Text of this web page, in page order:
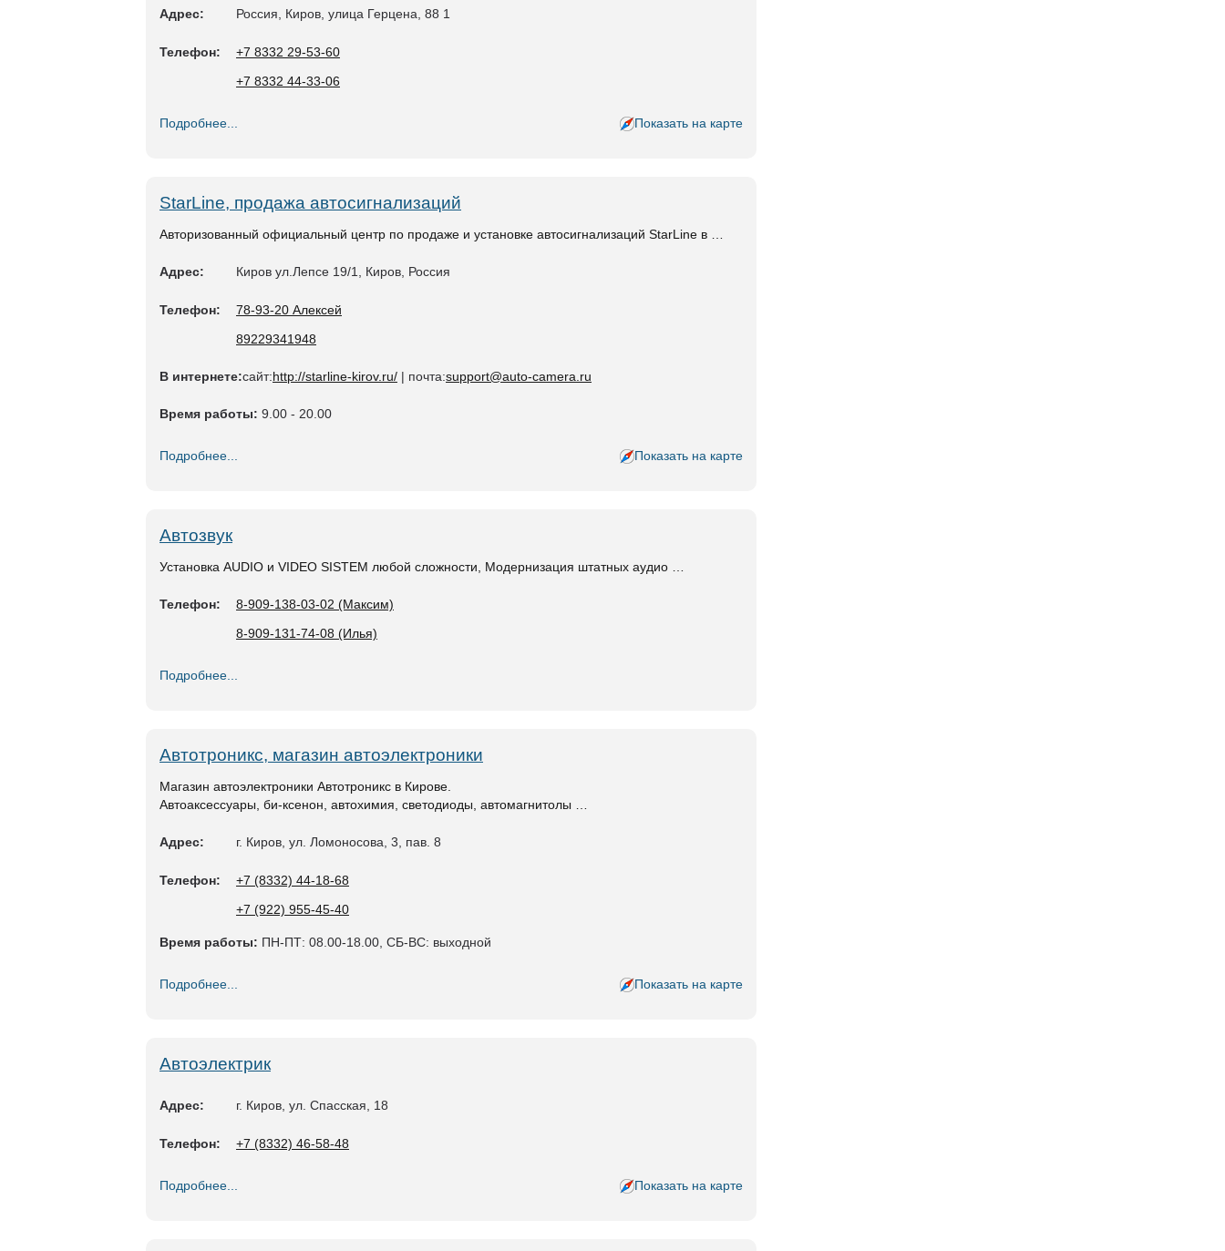
Адрес: Россия, Киров, улица Герцена, 88 1
Телефон:
+7 8332 29‑53-60
+7 8332 44‑33-06
Подробнее... Показать на карте
StarLine, продажа автосигнализаций
Авторизованный официальный центр по продаже и установке автосигнализаций StarLine в …
Адрес: Киров ул.Лепсе 19/1, Киров, Россия
Телефон:
78-93-20 Алексей
89229341948
В интернете:сайт:http://starline-kirov.ru/ | почта:support@auto-camera.ru
Время работы: 9.00 - 20.00
Подробнее... Показать на карте
Автозвук
Установка AUDIO и VIDEO SISTEM любой сложности, Модернизация штатных аудио …
Телефон:
8-909-138-03-02 (Максим)
8-909-131-74-08 (Илья)
Подробнее...
Автотроникс, магазин автоэлектроники
Магазин автоэлектроники Автотроникс в Кирове.
Автоаксессуары, би-ксенон, автохимия, светодиоды, автомагнитолы …
Адрес: г. Киров, ул. Ломоносова, 3, пав. 8
Телефон:
+7 (8332) 44-18-68
+7 (922) 955-45-40
Время работы: ПН-ПТ: 08.00-18.00, СБ-ВС: выходной
Подробнее... Показать на карте
Автоэлектрик
Адрес: г. Киров, ул. Спасская, 18
Телефон: +7 (8332) 46-58-48
Подробнее... Показать на карте